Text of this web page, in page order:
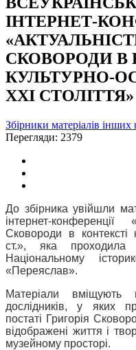
ІНТЕРНЕТ-
СКОВОРОДИ В
КУЛЬТУРНО-
ХХІ СТОЛІТТЯ»
Збірники матеріалів інших
Перегляди: 2379
До збірника увійшли
інтернет-
Сковороди в контексті
ст.», яка
Національному
«Переяслав».
Матеріали вміщують
дослідників, у яких
постаті Григорія
відображені життя і
музейному просторі.